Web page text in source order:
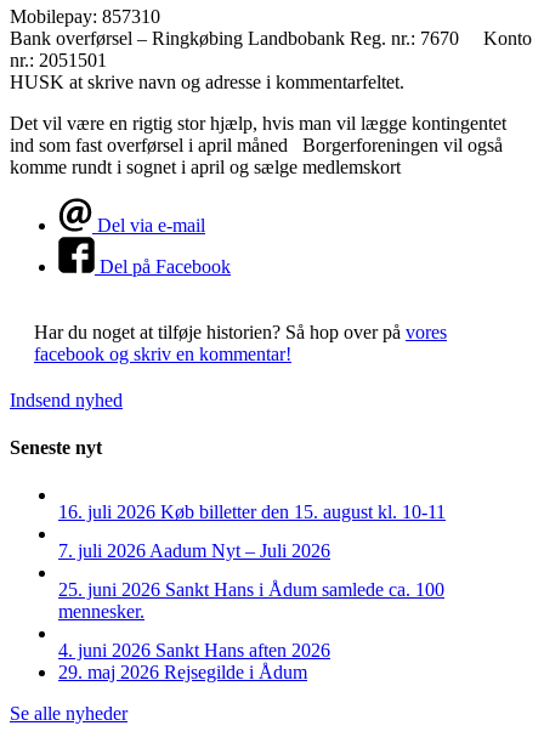
Mobilepay: 857310
Bank overførsel – Ringkøbing Landbobank Reg. nr.: 7670 Konto
nr.: 2051501
HUSK at skrive navn og adresse i kommentarfeltet.
Det vil være en rigtig stor hjælp, hvis man vil lægge kontingentet
ind som fast overførsel i april måned Borgerforeningen vil også
komme rundt i sognet i april og sælge medlemskort
Del via e-mail
Del på Facebook
Har du noget at tilføje historien? Så hop over på vores
facebook og skriv en kommentar!
Indsend nyhed
Seneste nyt
16. juli 2026 Køb billetter den 15. august kl. 10-11
7. juli 2026 Aadum Nyt – Juli 2026
25. juni 2026 Sankt Hans i Ådum samlede ca. 100
mennesker.
4. juni 2026 Sankt Hans aften 2026
29. maj 2026 Rejsegilde i Ådum
Se alle nyheder